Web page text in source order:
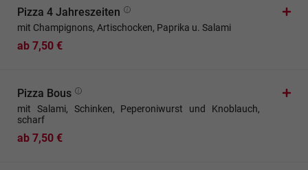
Pizza 4 Jahreszeiten
mit Champignons, Artischocken, Paprika u. Salami
ab 7,50 €
Pizza Bous
mit Salami, Schinken, Peperoniwurst und Knoblauch,
scharf
ab 7,50 €